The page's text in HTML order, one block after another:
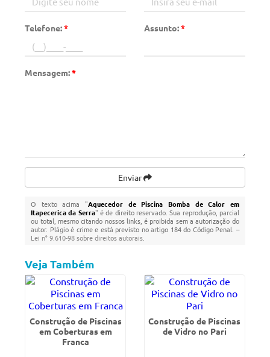
Telefone:* Assunto:*
Mensagem:*
Enviar
O texto acima "Aquecedor de Piscina Bomba de Calor em
Itapecerica da Serra" é de direito reservado. Sua reprodução, parcial
ou total, mesmo citando nossos links, é proibida sem a autorização do
autor. Plágio é crime e está previsto no artigo 184 do Código Penal. –
Lei n° 9.610-98 sobre direitos autorais
Veja Também
Construção de Piscinas
em Coberturas em
Franca
Construção de Piscinas
de Vidro no Pari